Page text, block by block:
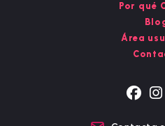
Por qué
Área
abre